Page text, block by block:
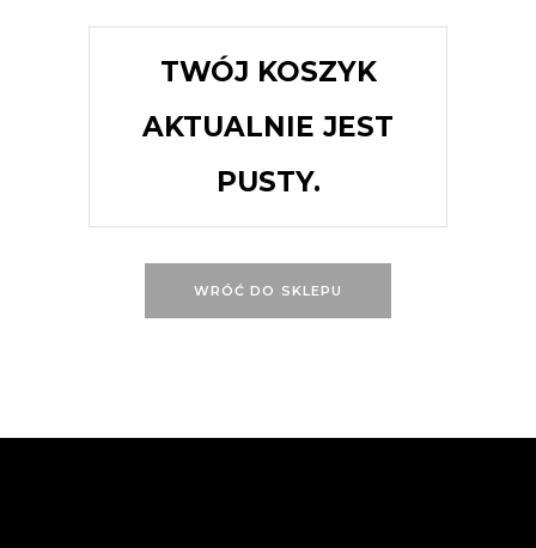
TWÓJ KOSZYK
AKTUALNIE JEST
PUSTY.
WRÓĆ DO SKLEPU